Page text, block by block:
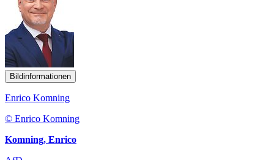
Bildinformationen
Enrico Komning
© Enrico Komning
Komning, Enrico